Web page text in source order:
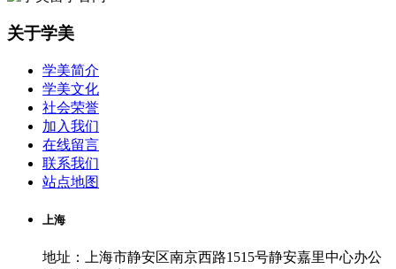
关于学美
学美简介
学美文化
社会荣誉
加入我们
在线留言
联系我们
站点地图
上海
地址：上海市静安区南京西路1515号静安嘉里中心办公